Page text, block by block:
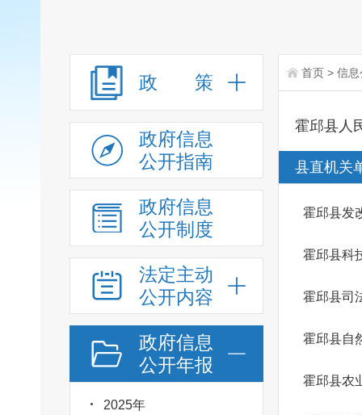
政 策
政府信息
公开指南
政府信息
公开制度
法定主动
公开内容
政府信息
公开年报
2025年
首页 > 信息
霍邱县人
县直机关
霍邱县发
霍邱县科
霍邱县司
霍邱县自